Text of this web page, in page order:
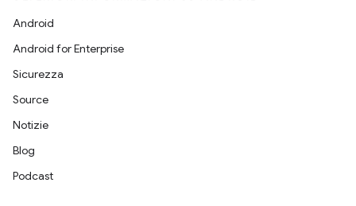
Android
Android for Enterprise
Sicurezza
Source
Notizie
Blog
Podcast